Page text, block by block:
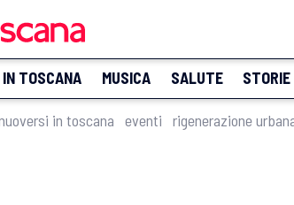
IN TOSCANA MUSICA SALUTE STORIE
in toscana eventi rigenerazione